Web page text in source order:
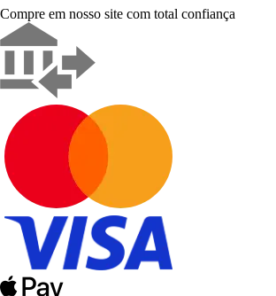
Compre em nosso site com total confiança